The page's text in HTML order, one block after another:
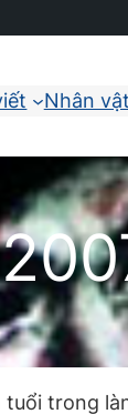
Nhân vật
trong